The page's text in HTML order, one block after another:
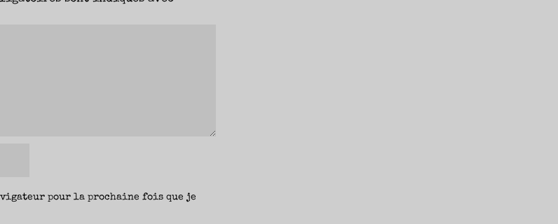
pour la prochaine fois que je